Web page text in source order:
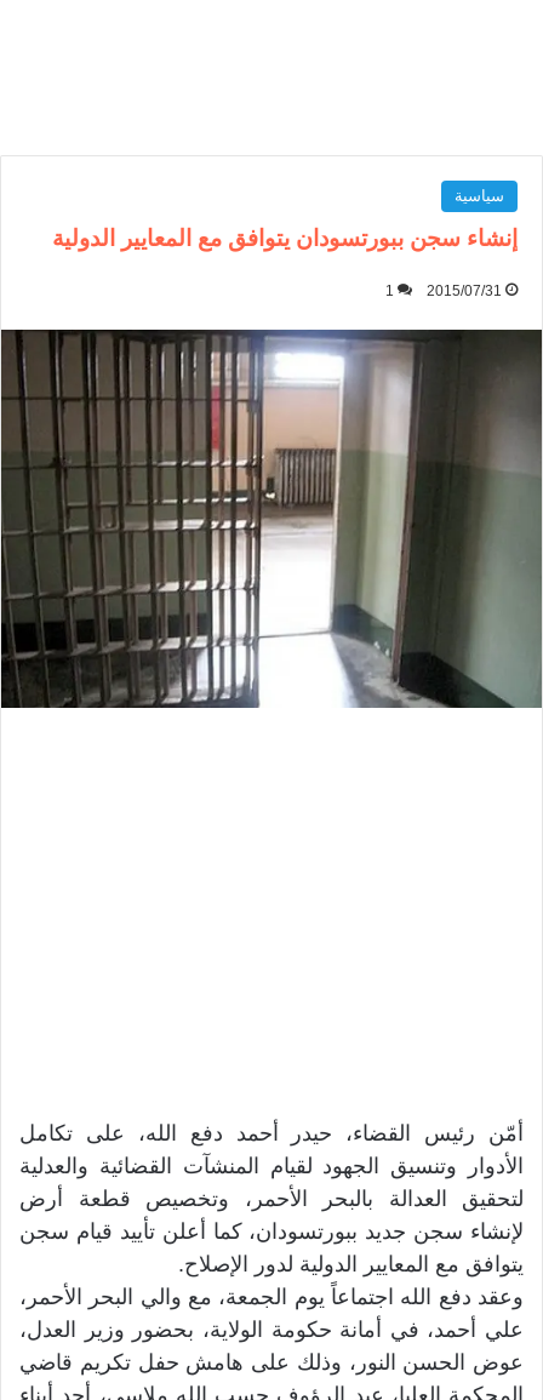
سياسية
إنشاء سجن ببورتسودان يتوافق مع المعايير الدولية
2015/07/31
1
أمّن رئيس القضاء، حيدر أحمد دفع الله، على تكامل
الأدوار وتنسيق الجهود لقيام المنشآت القضائية والعدلية
لتحقيق العدالة بالبحر الأحمر، وتخصيص قطعة أرض
لإنشاء سجن جديد ببورتسودان، كما أعلن تأييد قيام سجن
يتوافق مع المعايير الدولية لدور الإصلاح.
وعقد دفع الله اجتماعاً يوم الجمعة، مع والي البحر الأحمر،
علي أحمد، في أمانة حكومة الولاية، بحضور وزير العدل،
عوض الحسن النور، وذلك على هامش حفل تكريم قاضي